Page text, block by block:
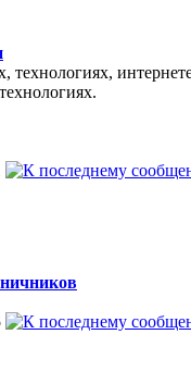
технологиях,